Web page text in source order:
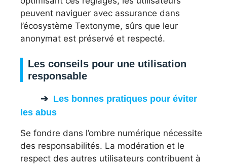
peuvent naviguer avec assurance dans
l’écosystème Textonyme, sûrs que leur
anonymat est préservé et respecté.
Les conseils pour une utilisation
responsable
Les bonnes pratiques pour éviter
les abus
Se fondre dans l’ombre numérique nécessite
des responsabilités. La modération et le
respect des autres utilisateurs contribuent à